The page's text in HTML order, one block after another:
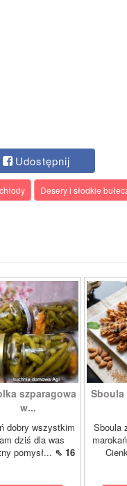
Udostępnij
Desery i słodkie
szparagowa
w...
dobry wszystkim
dziś dla was
pomysł... ⇖ 16
Sboula
Sboula